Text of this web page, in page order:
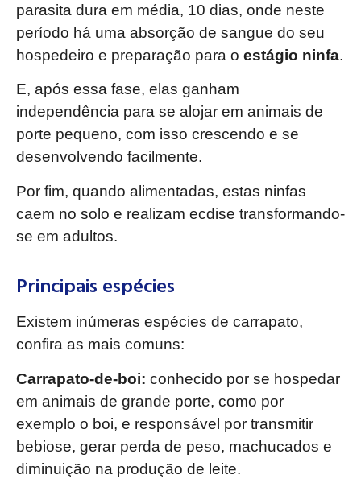
parasita dura em média, 10 dias, onde neste
período há uma absorção de sangue do seu
hospedeiro e preparação para o estágio ninfa.
E, após essa fase, elas ganham
independência para se alojar em animais de
porte pequeno, com isso crescendo e se
desenvolvendo facilmente.
Por fim, quando alimentadas, estas ninfas
caem no solo e realizam ecdise transformando-
se em adultos.
Principais espécies
Existem inúmeras espécies de carrapato,
confira as mais comuns:
Carrapato-de-boi: conhecido por se hospedar
em animais de grande porte, como por
exemplo o boi, e responsável por transmitir
bebiose, gerar perda de peso, machucados e
diminuição na produção de leite.